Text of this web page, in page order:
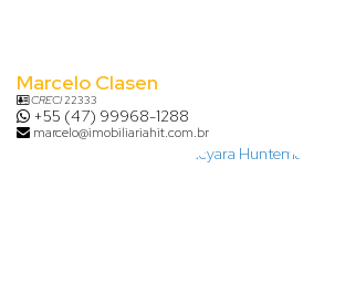
Marcelo Clasen
CRECI22333
+55 (47) 99968-1288
marcelo@imobiliariahit.com.br